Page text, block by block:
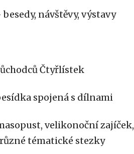
návštěvy, výstavy
Čtyřlístek
spojená s dílnami
velikonoční zajíček,
tématické stezky